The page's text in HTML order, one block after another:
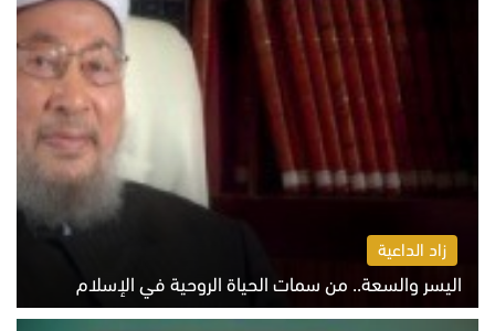
زاد الداعية
اليسر والسعة.. من سمات الحياة الروحية في الإسلام
الثلاثاء 4 أغسطس 2026 12:56 م